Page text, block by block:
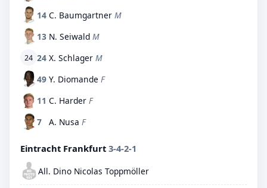
14 C. Baumgartner M
13 N. Seiwald M
24 24 X. Schlager M
49 Y. Diomande F
11 C. Harder F
7
A. Nusa F
Eintracht Frankfurt 3-4-2-1
All. Dino Nicolas Toppmöller